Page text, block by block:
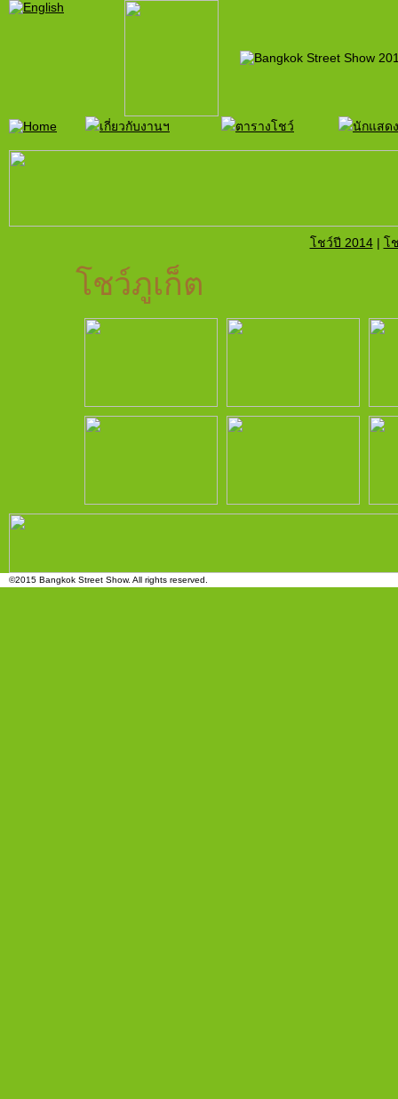
โชว์ปี 2014| โ
โชว์ภูเก็ต
©2015 Bangkok Street Show. All rights reserved.